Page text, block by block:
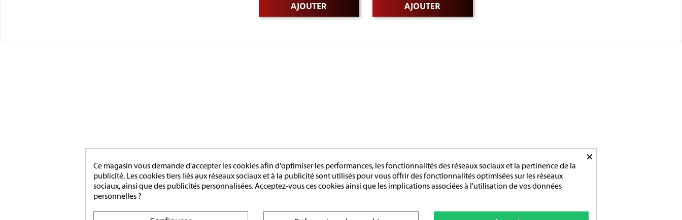
AJOUTER AJOUTER
[ApSC sc_key=sc2639126621][/ApSC]
MÉDAILLES ETRANGERES
MAIRIE
ACCESSOIRES
MONTAGE
Ouverture :
Du lundi au vendredi
De 9h-12h / 14h-18h
×
Ce magasin vous demande d'accepter les cookies afin d'optimiser les performances, les fonctionnalités des réseaux sociaux et la pertinence de la
publicité. Les cookies tiers liés aux réseaux sociaux et à la publicité sont utilisés pour vous offrir des fonctionnalités optimisées sur les réseaux
sociaux, ainsi que des publicités personnalisées. Acceptez-vous ces cookies ainsi que les implications associées à l'utilisation de vos données
personnelles ?